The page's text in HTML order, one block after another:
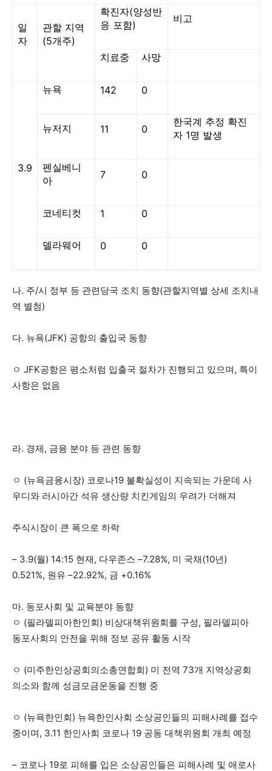
일
자
관할 지역
(5개주)
확진자(양성반
응 포함)
비고
치료중 사망
3.9
뉴욕 142 0
뉴저지 11 0
한국계 추정 확진
자 1명 발생
펜실베니
아
7 0
코네티컷 1 0
델라웨어 0 0
나. 주/시 정부 등 관련당국 조치 동향(관할지역별 상세 조치내
역 별첨)
다. 뉴욕(JFK) 공항의 출입국 동향
ㅇ JFK공항은 평소처럼 입출국 절차가 진행되고 있으며, 특이
사항은 없음
라. 경제, 금융 분야 등 관련 동향
ㅇ (뉴욕금융시장) 코로나19 불확실성이 지속되는 가운데 사
우디와 러시아간 석유 생산량 치킨게임의 우려가 더해져
주식시장이 큰 폭으로 하락
– 3.9(월) 14:15 현재, 다우존스 –7.28%, 미 국채(10년)
0.521%, 원유 –22.92%, 금 +0.16%
마. 동포사회 및 교육분야 동향
ㅇ (필라델피아한인회) 비상대책위원회를 구성, 필라델피아
동포사회의 안전을 위해 정보 공유 활동 시작
ㅇ (미주한인상공회의소총연합회) 미 전역 73개 지역상공회
의소와 함께 성금모금운동을 진행 중
ㅇ (뉴욕한인회) 뉴욕한인사회 소상공인들의 피해사례를 접수
중이며, 3.11 한인사회 코로나 19 공동 대책위원회 개최 예정
– 코로나 19로 피해를 입은 소상공인들은 피해사례 및 애로사